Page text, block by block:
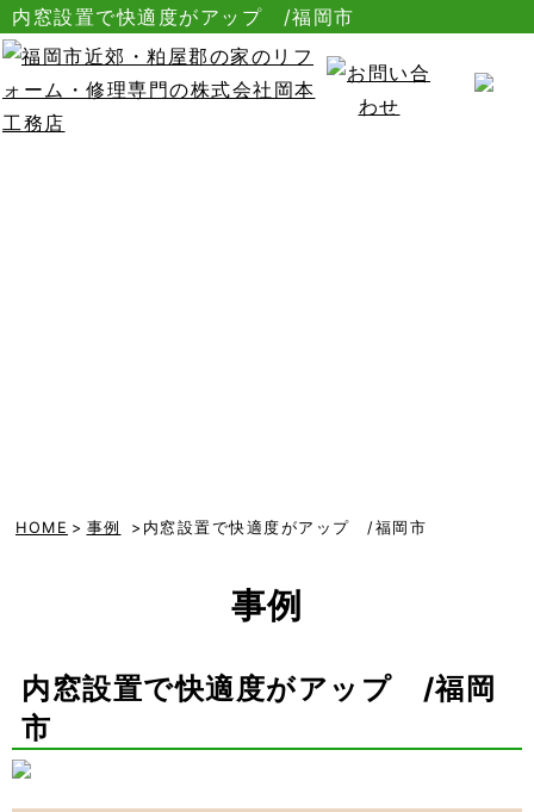
内窓設置で快適度がアップ /福岡市
HOME > 事例 >内窓設置で快適度がアップ /福岡市
事例
内窓設置で快適度がアップ /福岡
市